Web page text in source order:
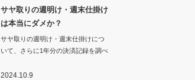
サヤ取りの週明け・週末仕掛け
は本当にダメか？
サヤ取りの週明け・週末仕掛けにつ
いて、さらに1年分の決済記録を調べ
2024.10.9